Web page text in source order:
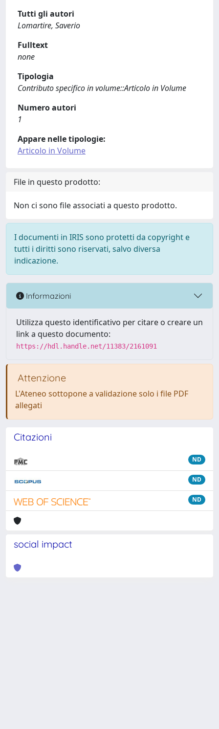
Tutti gli autori
Lomartire, Saverio
Fulltext
none
Tipologia
Contributo specifico in volume::Articolo in Volume
Numero autori
1
Appare nelle tipologie:
Articolo in Volume
File in questo prodotto:
Non ci sono file associati a questo prodotto.
I documenti in IRIS sono protetti da copyright e
tutti i diritti sono riservati, salvo diversa
indicazione.
Informazioni
Utilizza questo identificativo per citare o creare un
link a questo documento:
https://hdl.handle.net/11383/2161091
Attenzione
L'Ateneo sottopone a validazione solo i file PDF
allegati
Citazioni
ND
ND
ND
social impact